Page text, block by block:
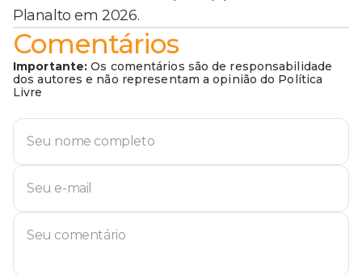
Planalto em 2026.
Comentários
Importante: Os comentários são de responsabilidade
dos autores e não representam a opinião do Política
Livre